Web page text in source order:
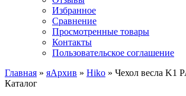
Избранное
Сравнение
Просмотренные товары
Контакты
Пользовательское соглашение
Главная » яАрхив » Hiko » Чехол весла K1
Каталог